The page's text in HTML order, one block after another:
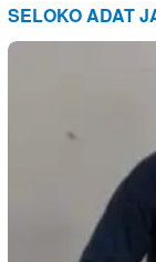
SELOKO ADAT